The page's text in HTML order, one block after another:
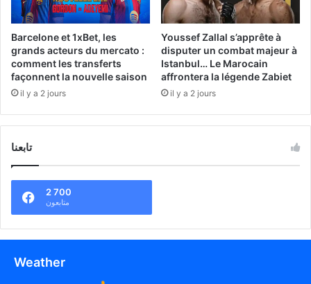
Barcelone et 1xBet, les
grands acteurs du mercato :
comment les transferts
façonnent la nouvelle saison
il y a 2 jours
Youssef Zallal s’apprête à
disputer un combat majeur à
Istanbul… Le Marocain
affrontera la légende Zabiet
il y a 2 jours
تابعنا
2 700
متابعون
Weather